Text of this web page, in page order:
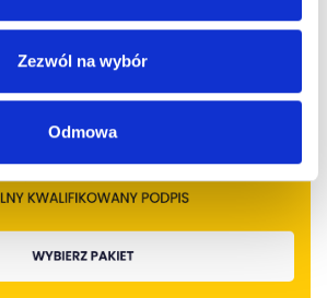
Zezwól na wybór
Odmowa